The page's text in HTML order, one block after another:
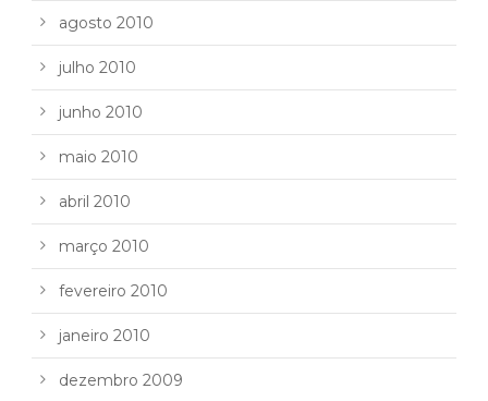
agosto 2010
julho 2010
junho 2010
maio 2010
abril 2010
março 2010
fevereiro 2010
janeiro 2010
dezembro 2009